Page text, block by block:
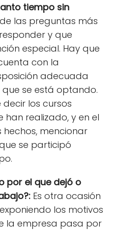
tiempo sin
las preguntas más
y que
especial. Hay que
con la
adecuada
se está optando.
decir los cursos
han realizado, y en el
mencionar
se participó
por el que dejó o
Es otra ocasión
los motivos
la empresa pasa por